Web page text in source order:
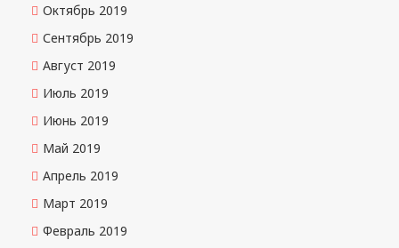
Октябрь 2019
Сентябрь 2019
Август 2019
Июль 2019
Июнь 2019
Май 2019
Апрель 2019
Март 2019
Февраль 2019